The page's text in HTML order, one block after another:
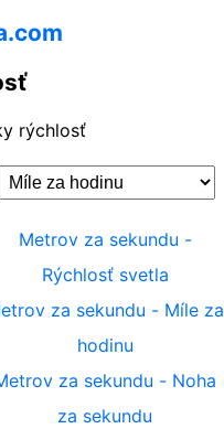
rýchlosť
Metrov za sekundu -
Rýchlosť svetla
za sekundu - Míle za
hodinu
za sekundu - Noha
za sekundu